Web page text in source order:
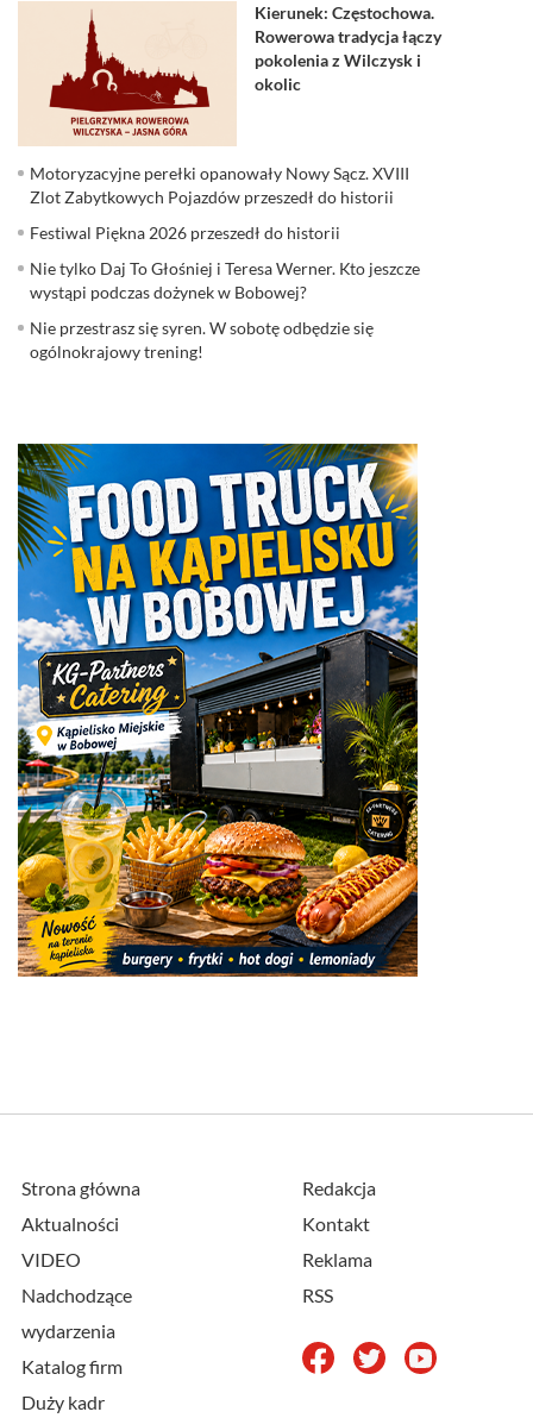
Kierunek: Częstochowa.
Rowerowa tradycja łączy
pokolenia z Wilczysk i
okolic
Motoryzacyjne perełki opanowały Nowy Sącz. XVIII
Zlot Zabytkowych Pojazdów przeszedł do historii
Festiwal Piękna 2026 przeszedł do historii
Nie tylko Daj To Głośniej i Teresa Werner. Kto jeszcze
wystąpi podczas dożynek w Bobowej?
Nie przestrasz się syren. W sobotę odbędzie się
ogólnokrajowy trening!
Strona główna
Aktualności
VIDEO
Nadchodzące
wydarzenia
Katalog firm
Duży kadr
Redakcja
Kontakt
Reklama
RSS